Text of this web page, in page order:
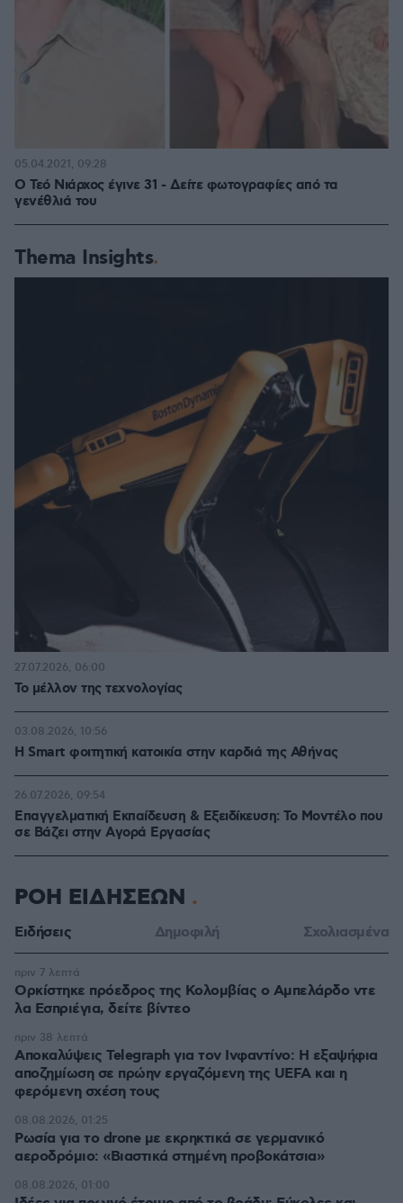
Ο Τεό Νιάρχος έγινε 31 - Δείτε φωτογραφίες από τα
γενέθλιά του
05.04.2021, 09:28
Thema Insights
Το μέλλον της τεχνολογίας
27.07.2026, 06:00
Η Smart φοιτητική κατοικία στην καρδιά της Αθήνας
03.08.2026, 10:56
Επαγγελματική Εκπαίδευση & Εξειδίκευση: Το Mοντέλο που
σε Bάζει στην Aγορά Eργασίας
26.07.2026, 09:54
ΡΟΗ ΕΙΔΗΣΕΩΝ
Ειδήσεις Δημοφιλή Σχολιασμένα
Ορκίστηκε πρόεδρος της Κολομβίας ο Αμπελάρδο ντε
λα Εσπριέγια, δείτε βίντεο
πριν 7 λεπτά
Αποκαλύψεις Telegraph για τον Ινφαντίνο: Η εξαψήφια
αποζημίωση σε πρώην εργαζόμενη της UEFA και η
φερόμενη σχέση τους
πριν 38 λεπτά
Ρωσία για το drone με εκρηκτικά σε γερμανικό
αεροδρόμιο: «Βιαστικά στημένη προβοκάτσια»
08.08.2026, 01:25
08.08.2026, 01:00